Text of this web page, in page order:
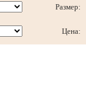
Размер:
Цена: